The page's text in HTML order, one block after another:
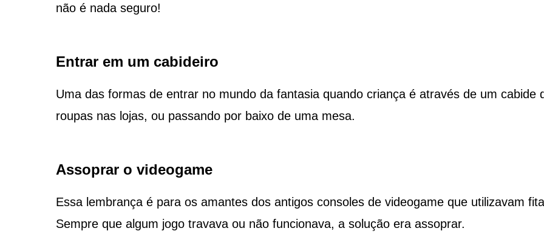
não é nada seguro!
Entrar em um cabideiro
Uma das formas de entrar no mundo da fantasia quando criança é através de um cabide
roupas nas lojas, ou passando por baixo de uma mesa.
Assoprar o videogame
Essa lembrança é para os amantes dos antigos consoles de videogame que utilizavam
Sempre que algum jogo travava ou não funcionava, a solução era assoprar.